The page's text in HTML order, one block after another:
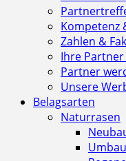
Kompetenz
Zahlen &
Ihre
Partner
Unsere
Belagsarten
Naturrasen
Umbau